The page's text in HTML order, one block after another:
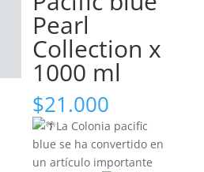
Pearl
Collection x
1000 ml
$21.000
La Colonia pacific
blue se ha convertido en
un artículo importante